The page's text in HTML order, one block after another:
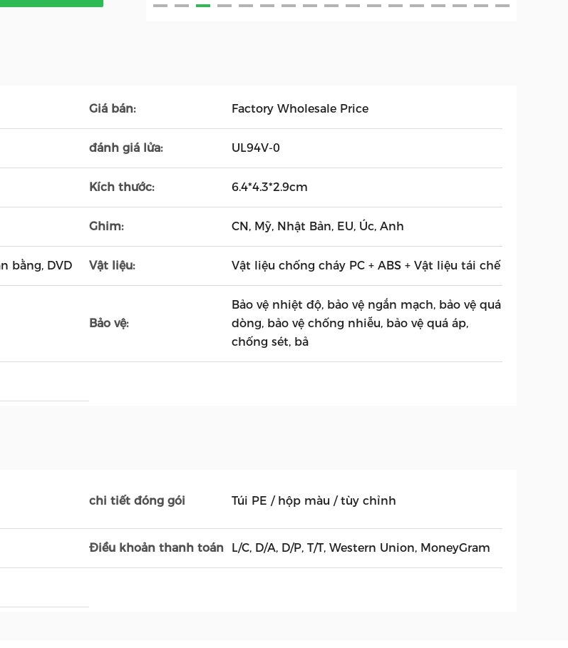
Giá bán: Factory Wholesale Price
đánh giá lửa: UL94V-0
Kích thước: 6.4*4.3*2.9cm
Ghim: CN, Mỹ, Nhật Bản, EU, Úc, Anh
bằng, DVD Vật liệu: Vật liệu chống cháy PC + ABS + Vật liệu tái chế
Bảo vệ:
Bảo vệ nhiệt độ, bảo vệ ngắn mạch, bảo vệ quá
dòng, bảo vệ chống nhiễu, bảo vệ quá áp,
chống sét, bả
chi tiết đóng gói Túi PE / hộp màu / tùy chỉnh
Điều khoản thanh toán L/C, D/A, D/P, T/T, Western Union, MoneyGram